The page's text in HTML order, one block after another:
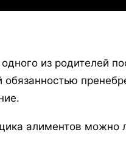
из родителей
алиментов можно